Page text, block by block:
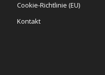
Cookie-Richtlinie (EU)
Kontakt